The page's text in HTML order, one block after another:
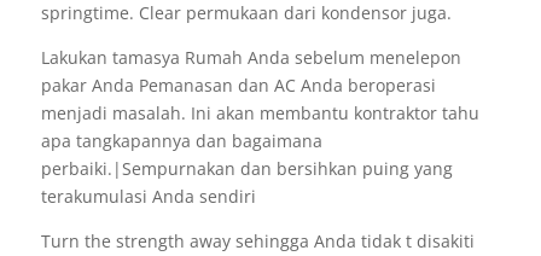
springtime. Clear permukaan dari kondensor juga.
Lakukan tamasya Rumah Anda sebelum menelepon
pakar Anda Pemanasan dan AC Anda beroperasi
menjadi masalah. Ini akan membantu kontraktor tahu
apa tangkapannya dan bagaimana
perbaiki.|Sempurnakan dan bersihkan puing yang
terakumulasi Anda sendiri
Turn the strength away sehingga Anda tidak t disakiti